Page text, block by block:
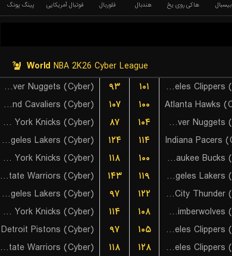
بیسبال هاکی روی یخ هندبال فلوربال فوتبال آمریکایی پینگ پونگ
World NBA 2K26 Cyber League
Denver Nuggets (Cyber)
۹۳ ۱۰۱ Los Angeles Clippers (Cyber)
Cleveland Cavaliers (Cyber)
۱۰۷ ۱۰۰ Atlanta Hawks
New York Knicks (Cyber)
۸۷ ۱۰۴ Denver Nuggets (Cyber)
Los Angeles Lakers (Cyber)
۱۲۴ ۱۱۴ Indiana Pacers
New York Knicks (Cyber)
۱۱۸ ۱۰۰ Milwaukee Bucks (Cyber)
Golden State Warriors (Cyber)
۱۴۳ ۱۱۹ Los Angeles Lakers (Cyber)
Los Angeles Lakers (Cyber)
۹۷ ۱۲۲ Oklahoma City Thunder (Cyber)
New York Knicks (Cyber)
۱۱۴ ۱۰۸ Minnesota Timberwolves (Cyber)
Detroit Pistons (Cyber)
۹۷ ۱۰۵ Los Angeles Clippers (Cyber)
Golden State Warriors (Cyber)
۱۱۸ ۱۲۸ Los Angeles Clippers (Cyber)